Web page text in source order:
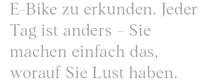
E-Bike zu erkunden. Jeder
Tag ist anders – Sie
machen einfach das,
worauf Sie Lust haben.